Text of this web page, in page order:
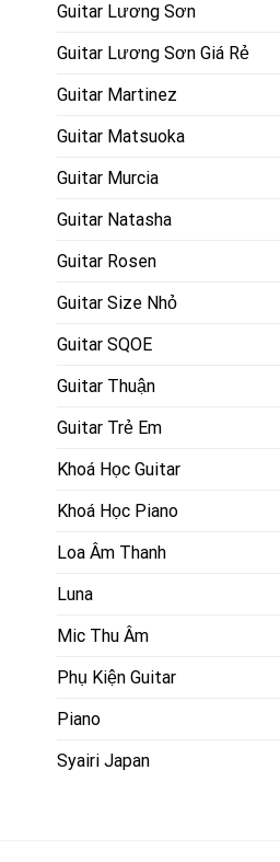
Guitar Lương Sơn
Guitar Lương Sơn Giá Rẻ
Guitar Martinez
Guitar Matsuoka
Guitar Murcia
Guitar Natasha
Guitar Rosen
Guitar Size Nhỏ
Guitar SQOE
Guitar Thuận
Guitar Trẻ Em
Khoá Học Guitar
Khoá Học Piano
Loa Âm Thanh
Luna
Mic Thu Âm
Phụ Kiện Guitar
Piano
Syairi Japan